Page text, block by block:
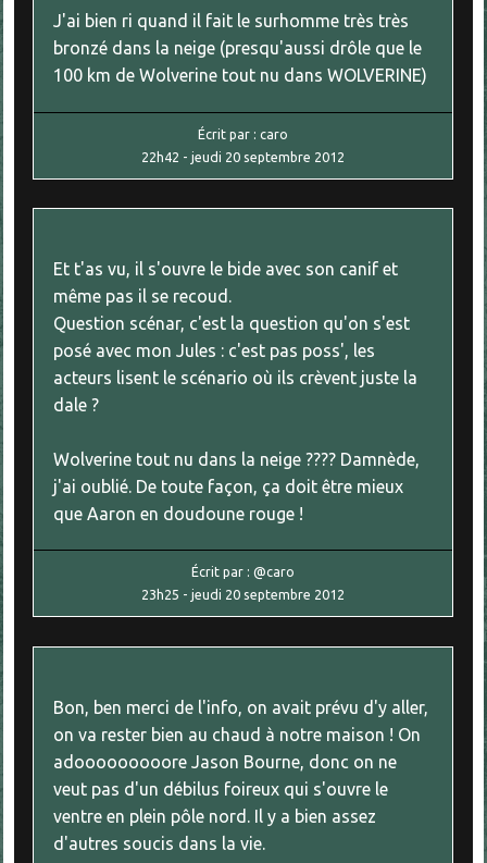
J'ai bien ri quand il fait le surhomme très très
bronzé dans la neige (presqu'aussi drôle que le
100 km de Wolverine tout nu dans WOLVERINE)
Écrit par :caro
22h42 -jeudi 20 septembre 2012
Et t'as vu, il s'ouvre le bide avec son canif et
même pas il se recoud.
Question scénar, c'est la question qu'on s'est
posé avec mon Jules : c'est pas poss', les
acteurs lisent le scénario où ils crèvent juste la
dale ?
Wolverine tout nu dans la neige ???? Damnède,
j'ai oublié. De toute façon, ça doit être mieux
que Aaron en doudoune rouge !
Écrit par :@caro
23h25 -jeudi 20 septembre 2012
Bon, ben merci de l'info, on avait prévu d'y aller,
on va rester bien au chaud à notre maison ! On
adooooooooore Jason Bourne, donc on ne
veut pas d'un débilus foireux qui s'ouvre le
ventre en plein pôle nord. Il y a bien assez
d'autres soucis dans la vie.